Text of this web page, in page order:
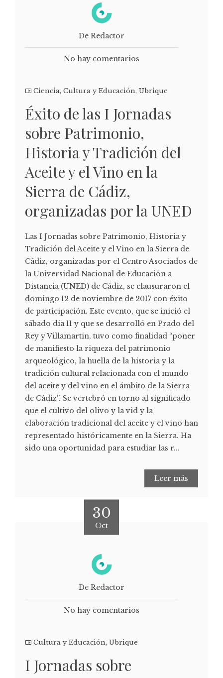
De Redactor
No hay comentarios
Ciencia, Cultura y Educación, Ubrique
Éxito de las I Jornadas
sobre Patrimonio,
Historia y Tradición del
Aceite y el Vino en la
Sierra de Cádiz,
organizadas por la UNED
Las I Jornadas sobre Patrimonio, Historia y
Tradición del Aceite y el Vino en la Sierra de
Cádiz, organizadas por el Centro Asociados de
la Universidad Nacional de Educación a
Distancia (UNED) de Cádiz, se clausuraron el
domingo 12 de noviembre de 2017 con éxito
de participación. Este evento, que se inició el
sábado día 11 y que se desarrolló en Prado del
Rey y Villamartin, tuvo como finalidad “poner
de manifiesto la riqueza del patrimonio
arqueológico, la huella de la historia y la
tradición cultural relacionada con el mundo
del aceite y del vino en el ámbito de la Sierra
de Cádiz”. Se vertebró en torno al significado
que el cultivo del olivo y la vid y la
elaboración tradicional del aceite y el vino han
representado históricamente en la Sierra. Ha
sido una oportunidad para estudiar las r...
Leer más
30
Oct
De Redactor
No hay comentarios
Cultura y Educación, Ubrique
I Jornadas sobre